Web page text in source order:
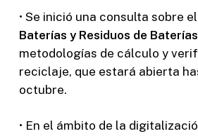
• Se inició una consulta sobre el
Baterías y Residuos de Baterías
metodologías de cálculo y
reciclaje, que estará abierta
octubre.
• En el ámbito de la